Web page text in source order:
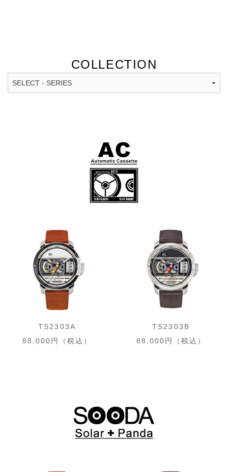
COLLECTION
TS2303A
88,000円（税込）
TS2303B
88,000円（税込）